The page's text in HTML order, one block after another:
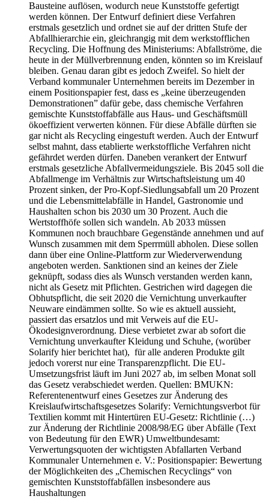
Bausteine auflösen, wodurch neue Kunststoffe gefertigt
werden können. Der Entwurf definiert diese Verfahren
erstmals gesetzlich und ordnet sie auf der dritten Stufe der
Abfallhierarchie ein, gleichrangig mit dem werkstofflichen
Recycling. Die Hoffnung des Ministeriums: Abfallströme, die
heute in der Müllverbrennung enden, könnten so im Kreislauf
bleiben. Genau daran gibt es jedoch Zweifel. So hielt der
Verband kommunaler Unternehmen bereits im Dezember in
einem Positionspapier fest, dass es „keine überzeugenden
Demonstrationen” dafür gebe, dass chemische Verfahren
gemischte Kunststoffabfälle aus Haus- und Geschäftsmüll
ökoeffizient verwerten können. Für diese Abfälle dürften sie
gar nicht als Recycling eingestuft werden. Auch der Entwurf
selbst mahnt, dass etablierte werkstoffliche Verfahren nicht
gefährdet werden dürfen. Daneben verankert der Entwurf
erstmals gesetzliche Abfallvermeidungsziele. Bis 2045 soll die
Abfallmenge im Verhältnis zur Wirtschaftsleistung um 40
Prozent sinken, der Pro-Kopf-Siedlungsabfall um 20 Prozent
und die Lebensmittelabfälle in Handel, Gastronomie und
Haushalten schon bis 2030 um 30 Prozent. Auch die
Wertstoffhöfe sollen sich wandeln. Ab 2033 müssen
Kommunen noch brauchbare Gegenstände annehmen und auf
Wunsch zusammen mit dem Sperrmüll abholen. Diese sollen
dann über eine Online-Plattform zur Wiederverwendung
angeboten werden. Sanktionen sind an keines der Ziele
geknüpft, sodass dies als Wunsch verstanden werden kann,
nicht als Gesetz mit Pflichten. Gestrichen wird dagegen die
Obhutspflicht, die seit 2020 die Vernichtung unverkaufter
Neuware eindämmen sollte. So wie es aktuell aussieht,
passiert das ersatzlos und mit Verweis auf die EU-
Ökodesignverordnung. Diese verbietet zwar ab sofort die
Vernichtung unverkaufter Kleidung und Schuhe, (worüber
Solarify hier berichtet hat), für alle anderen Produkte gilt
jedoch vorerst nur eine Transparenzpflicht. Die EU-
Umsetzungsfrist läuft im Juni 2027 ab, im selben Monat soll
das Gesetz verabschiedet werden. Quellen: BMUKN:
Referentenentwurf eines Gesetzes zur Änderung des
Kreislaufwirtschaftsgesetzes Solarify: Vernichtungsverbot für
Textilien kommt mit Hintertüren EU-Gesetz: Richtlinie (…)
zur Änderung der Richtlinie 2008/98/EG über Abfälle (Text
von Bedeutung für den EWR) Umweltbundesamt:
Verwertungsquoten der wichtigsten Abfallarten Verband
Kommunaler Unternehmen e. V.: Positionspapier: Bewertung
der Möglichkeiten des „Chemischen Recyclings“ von
gemischten Kunststoffabfällen insbesondere aus
Haushaltungen